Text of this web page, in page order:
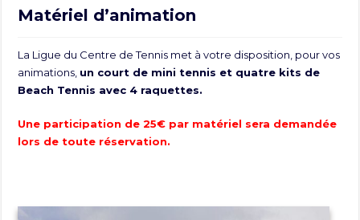
Matériel d’animation
La Ligue du Centre de Tennis met à votre disposition, pour vos
animations, un court de mini tennis et quatre kits de
Beach Tennis avec 4 raquettes.
Une participation de 25€ par matériel sera demandée
lors de toute réservation.